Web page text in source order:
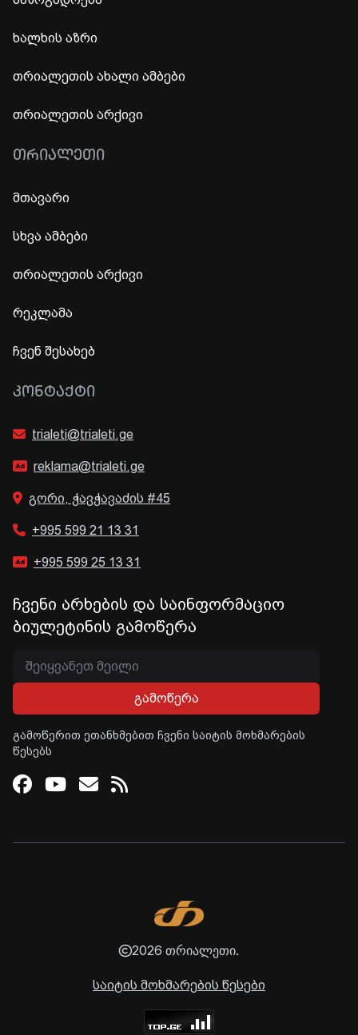
ხალხის აზრი
თრიალეთის ახალი ამბები
თრიალეთის არქივი
ᲗᲠᲘᲐᲚᲔᲗᲘ
მთავარი
სხვა ამბები
თრიალეთის არქივი
რეკლამა
ჩვენ შესახებ
ᲙᲝᲜᲢᲐᲥᲢᲘ
trialeti@trialeti.ge
reklama@trialeti.ge
გორი, ჭავჭავაძის #45
+995 599 21 13 31
+995 599 25 13 31
ჩვენი არხების და საინფორმაციო
ბიულეტინის გამოწერა
გამოწერა
გამოწერით ეთანხმებით ჩვენი საიტის მოხმარების
წესებს
Facebook
Youtube
Email
RSS
2026 თრიალეთი.
საიტის მოხმარების წესები